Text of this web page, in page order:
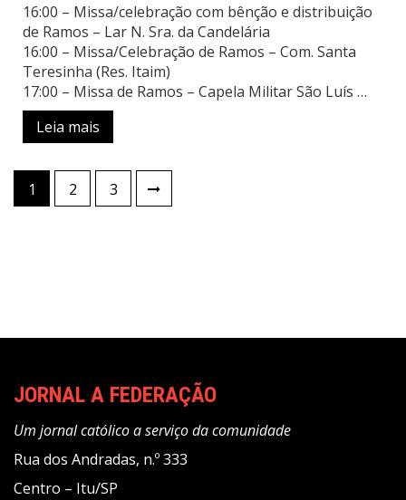
16:00 – Missa/celebração com bênção e distribuição
de Ramos – Lar N. Sra. da Candelária
16:00 – Missa/Celebração de Ramos – Com. Santa
Teresinha (Res. Itaim)
17:00 – Missa de Ramos – Capela Militar São Luís …
Leia mais
Paginação
de
1 2 3
JORNAL A FEDERAÇÃO
Um jornal católico a serviço da comunidade
Rua dos Andradas, n.º 333
Centro – Itu/SP